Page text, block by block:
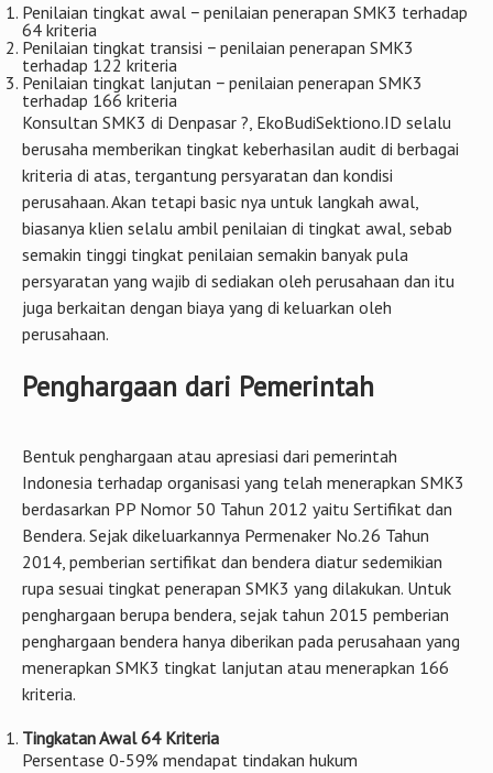
Penilaian tingkat awal − penilaian penerapan SMK3 terhadap
64 kriteria
Penilaian tingkat transisi − penilaian penerapan SMK3
terhadap 122 kriteria
Penilaian tingkat lanjutan − penilaian penerapan SMK3
terhadap 166 kriteria
Konsultan SMK3 di Denpasar ?, EkoBudiSektiono.ID selalu
berusaha memberikan tingkat keberhasilan audit di berbagai
kriteria di atas, tergantung persyaratan dan kondisi
perusahaan. Akan tetapi basic nya untuk langkah awal,
biasanya klien selalu ambil penilaian di tingkat awal, sebab
semakin tinggi tingkat penilaian semakin banyak pula
persyaratan yang wajib di sediakan oleh perusahaan dan itu
juga berkaitan dengan biaya yang di keluarkan oleh
perusahaan.
Penghargaan dari Pemerintah
Bentuk penghargaan atau apresiasi dari pemerintah
Indonesia terhadap organisasi yang telah menerapkan SMK3
berdasarkan PP Nomor 50 Tahun 2012 yaitu Sertifikat dan
Bendera. Sejak dikeluarkannya Permenaker No.26 Tahun
2014, pemberian sertifikat dan bendera diatur sedemikian
rupa sesuai tingkat penerapan SMK3 yang dilakukan. Untuk
penghargaan berupa bendera, sejak tahun 2015 pemberian
penghargaan bendera hanya diberikan pada perusahaan yang
menerapkan SMK3 tingkat lanjutan atau menerapkan 166
kriteria.
Tingkatan Awal 64 Kriteria
Persentase 0-59% mendapat tindakan hukum